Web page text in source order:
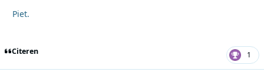
Piet.
Citeren 1